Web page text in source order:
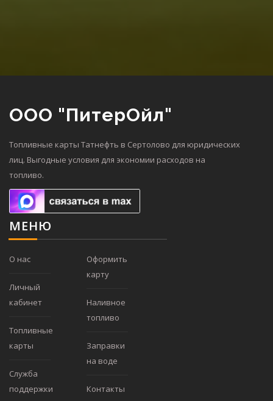
ООО "ПитерОйл"
Топливные карты Татнефть в Сертолово для юридических
лиц. Выгодные условия для экономии расходов на
топливо.
МЕНЮ
О нас
Личный
кабинет
Топливные
карты
Служба
поддержки
Оформить
карту
Наливное
топливо
Заправки
на воде
Контакты